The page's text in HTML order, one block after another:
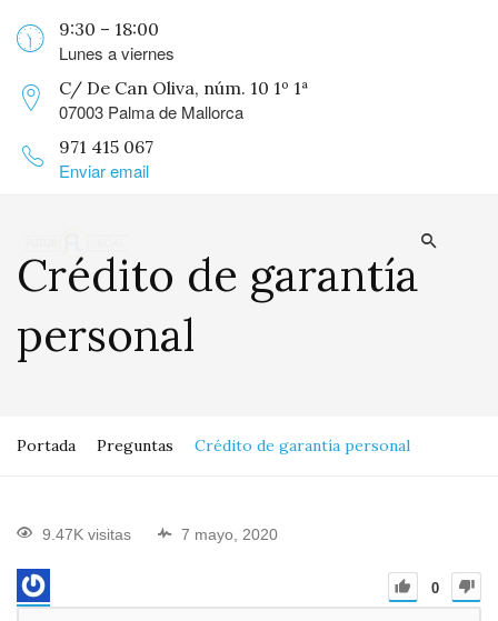
9:30 – 18:00
Lunes a viernes
C/ De Can Oliva, núm. 10 1º 1ª
07003 Palma de Mallorca
971 415 067
Enviar email
Crédito de garantía
personal
Portada Preguntas Crédito de garantía personal
9.47K visitas 7 mayo, 2020
0